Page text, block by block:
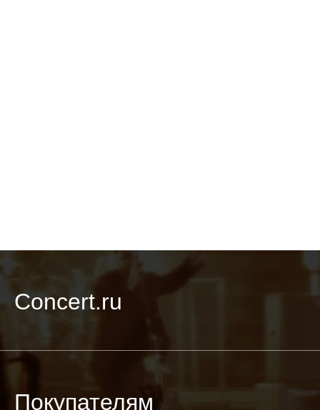
Concert.ru
Покупателям